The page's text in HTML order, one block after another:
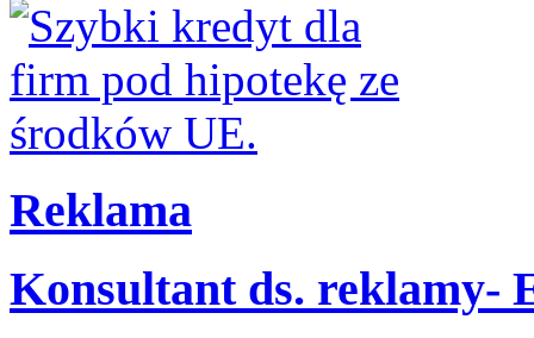
Reklama
Konsultant ds. reklamy-